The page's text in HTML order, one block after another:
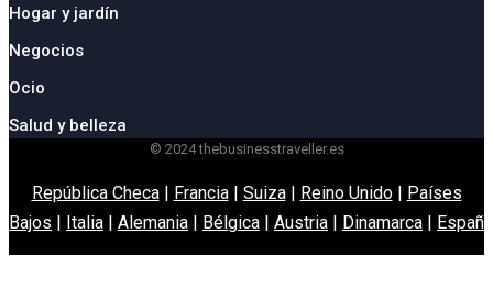
Hogar y jardín
Negocios
Ocio
Salud y belleza
© 2024 thebusinesstraveller.es
República Checa| Francia| Suiza| Reino Unido| Países
Bajos | Italia | Alemania | Bélgica | Austria | Dinamarca | España